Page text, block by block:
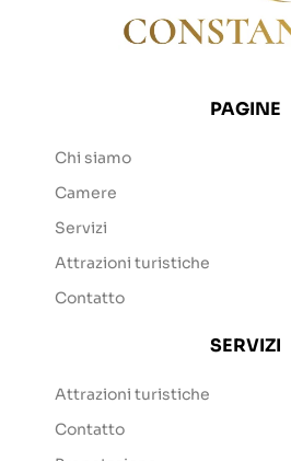
PAGINE
Chi siamo
Camere
Servizi
Attrazioni turistiche
Contatto
SERVIZI
Attrazioni turistiche
Contatto